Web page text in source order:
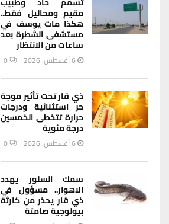
مقيم ومحاليل فقط..
هكذا مات يوسف في
مستشفى الشطرة بعد
ساعات من الانتظار
6 أغسطس، 2026 0
ذي قار تحت تأثير موجة
حر استثنائية ودرجات
حرارة تتخطى الخمسين
درجة مئوية
6 أغسطس، 2026 0
سمك السلور يهدد
الاهوار.. مسؤول في
ذي قار يحذر من كارثة
بيولوجية صامتة